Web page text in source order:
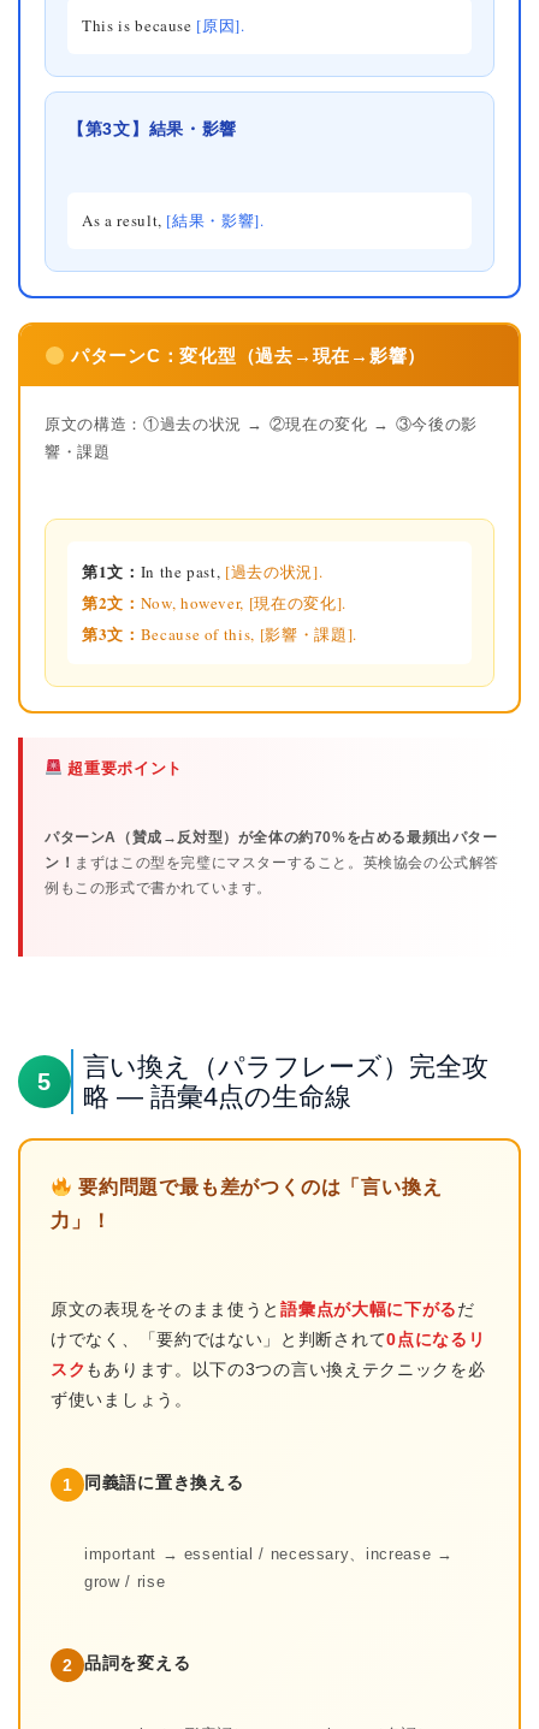
This is because [原因].
【第3文】結果・影響
As a result, [結果・影響].
パターンC：変化型（過去→現在→影響）
原文の構造：①過去の状況 → ②現在の変化 → ③今後の影
響・課題
第1文： In the past, [過去の状況].
第2文： Now, however, [現在の変化].
第3文： Because of this, [影響・課題].
超重要ポイント
パターンA（賛成→反対型）が全体の約70%を占める最頻出パター
ン！ まずはこの型を完璧にマスターすること。英検協会の公式解答
例もこの形式で書かれています。
5
言い換え（パラフレーズ）完全攻
略 — 語彙4点の生命線
要約問題で最も差がつくのは「言い換え
力」！
原文の表現をそのまま使うと語彙点が大幅に下がるだ
けでなく、「要約ではない」と判断されて0点になるリ
スク もあります。以下の3つの言い換えテクニックを必
ず使いましょう。
1 同義語に置き換える
important → essential / necessary、increase →
grow / rise
2 品詞を変える